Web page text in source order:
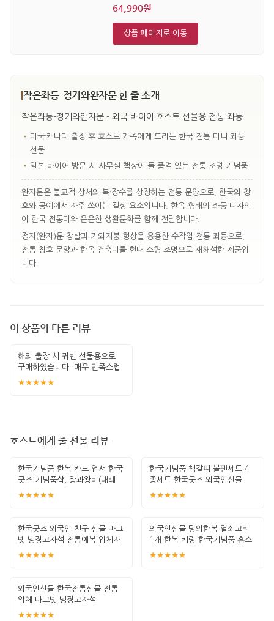
64,990원
상품 페이지로 이동
작은좌등-정기와완자문 한 줄 소개
작은좌등-정기와완자문 - 외국 바이어·호스트 선물용 전통 좌등
• 미국·캐나다 출장 후 호스트 가족에게 드리는 한국 전통 미니 좌등
선물
• 일본 바이어 방문 시 사무실 책상에 둘 품격 있는 전통 조명 기념품
완자문은 불교적 상서와 복·장수를 상징하는 전통 문양으로, 한국의 창
호와 공예에서 자주 쓰이는 길상 요소입니다. 한옥 형태의 좌등 디자인
이 한국 전통미와 은은한 생활문화를 함께 전달합니다.
정자(완자)문 창살과 기와지붕 형상을 응용한 수작업 전통 좌등으로,
전통 창호 문양과 한옥 건축미를 현대 소형 조명으로 재해석한 제품입
니다.
이 상품의 다른 리뷰
해외 출장 시 귀빈 선물용으로
구매하였습니다. 매우 만족스럽
습니다.
★★★★★
호스트에게 줄 선물 리뷰
한국기념품 한복 카드 엽서 한국
굿즈 기념품샵, 왕과왕비(대례
복)
★★★★★
한국기념품 책갈피 볼펜세트 4
종세트 한국굿즈 외국인선물
★★★★★
한국굿즈 외국인 친구 선물 마그
넷 냉장고자석 전통예복 입체자
석 6종류
★★★★★
외국인선물 당의한복 열쇠고리
1개 한복 키링 한국기념품 홈스
테이선물
★★★★★
외국인선물 한국전통선물 전통
입체 마그넷 냉장고자석
★★★★★